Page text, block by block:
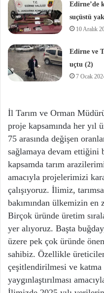
Edirne’de
suçüstü
10 Aralık
Edirne ve
uçtu (2)
7 Ocak
İl Tarım ve Orman
proje kapsamında her yıl
75 arasında değişen
sağlamaya devam ettiğini
kapsamda tarım
amacıyla projelerimizi
çalışıyoruz. İlimiz,
bakımından ülkemizin
Birçok üründe üretim
yer alıyoruz. Başta
üzere pek çok üründe
sahibiz. Özellikle
çeşitlendirilmesi ve
yaygınlaştırılması